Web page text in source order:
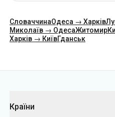
СловаччинаОдеса → Харків
Миколаїв → ОдесаЖитомир
Харків → КиївГданськ
Країни